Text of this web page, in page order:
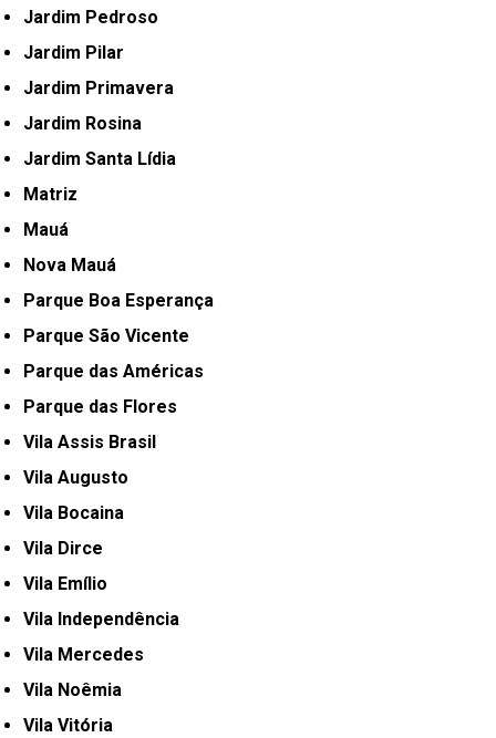
Jardim Pedroso
Jardim Pilar
Jardim Primavera
Jardim Rosina
Jardim Santa Lídia
Matriz
Mauá
Nova Mauá
Parque Boa Esperança
Parque São Vicente
Parque das Américas
Parque das Flores
Vila Assis Brasil
Vila Augusto
Vila Bocaina
Vila Dirce
Vila Emílio
Vila Independência
Vila Mercedes
Vila Noêmia
Vila Vitória